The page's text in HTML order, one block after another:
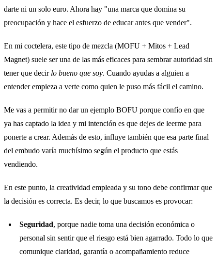
darte ni un solo euro. Ahora hay "una marca que domina su
preocupación y hace el esfuerzo de educar antes que vender".
En mi coctelera, este tipo de mezcla (MOFU + Mitos + Lead
Magnet) suele ser una de las más eficaces para sembrar autoridad sin
tener que decir lo bueno que soy. Cuando ayudas a alguien a
entender empieza a verte como quien le puso más fácil el camino.
Me vas a permitir no dar un ejemplo BOFU porque confío en que
ya has captado la idea y mi intención es que dejes de leerme para
ponerte a crear. Además de esto, influye también que esa parte final
del embudo varía muchísimo según el producto que estás
vendiendo.
En este punto, la creatividad empleada y su tono debe confirmar que
la decisión es correcta. Es decir, lo que buscamos es provocar:
Seguridad, porque nadie toma una decisión económica o
personal sin sentir que el riesgo está bien agarrado. Todo lo que
comunique claridad, garantía o acompañamiento reduce